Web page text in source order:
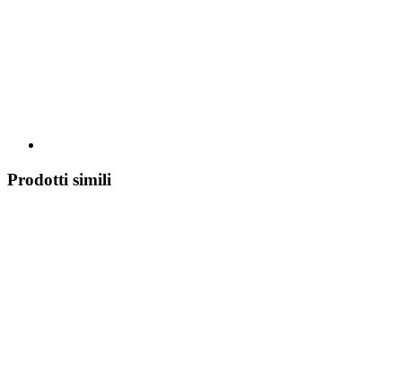
Prodotti simili